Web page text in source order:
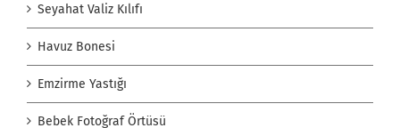
Seyahat Valiz Kılıfı
Havuz Bonesi
Emzirme Yastığı
Bebek Fotoğraf Örtüsü